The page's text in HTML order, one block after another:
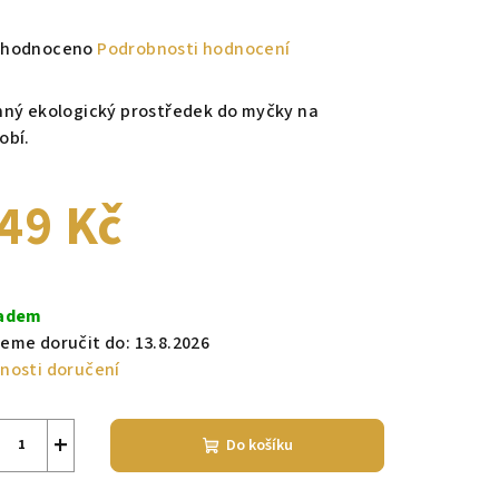
Podrobnosti hodnocení
ekologický prostředek do myčky na
Kč
doručit do: 13.8.2026
doručení
+ Do košíku